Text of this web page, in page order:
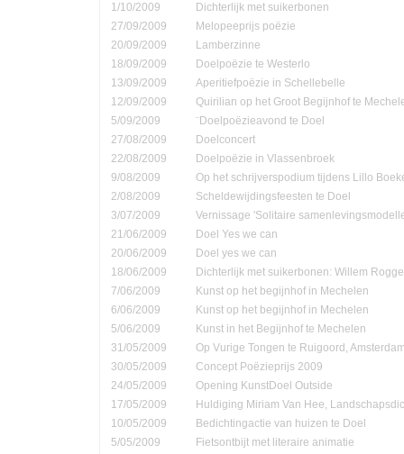
1/10/2009
Dichterlijk met suikerbonen
27/09/2009
Melopeeprijs poëzie
20/09/2009
Lamberzinne
18/09/2009
Doelpoëzie te Westerlo
13/09/2009
Aperitiefpoëzie in Schellebelle
12/09/2009
Quirilian op het Groot Begijnhof te
5/09/2009
¨Doelpoëzieavond te Doel
27/08/2009
Doelconcert
22/08/2009
Doelpoëzie in Vlassenbroek
9/08/2009
Op het schrijverspodium tijdens Lillo
2/08/2009
Scheldewijdingsfeesten te Doel
3/07/2009
Vernissage 'Solitaire
21/06/2009
Doel Yes we can
20/06/2009
Doel yes we can
18/06/2009
Dichterlijk met suikerbonen: Willem
7/06/2009
Kunst op het begijnhof in Mechelen
6/06/2009
Kunst op het begijnhof in Mechelen
5/06/2009
Kunst in het Begijnhof te Mechelen
31/05/2009
Op Vurige Tongen te Ruigoord,
30/05/2009
Concept Poëzieprijs 2009
24/05/2009
Opening KunstDoel Outside
17/05/2009
Huldiging Miriam Van Hee,
10/05/2009
Bedichtingactie van huizen te Doel
5/05/2009
Fietsontbijt met literaire animatie